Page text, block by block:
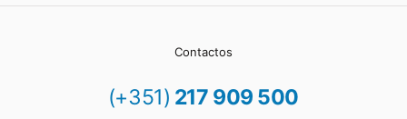
Contactos
(+351) 217 909 500